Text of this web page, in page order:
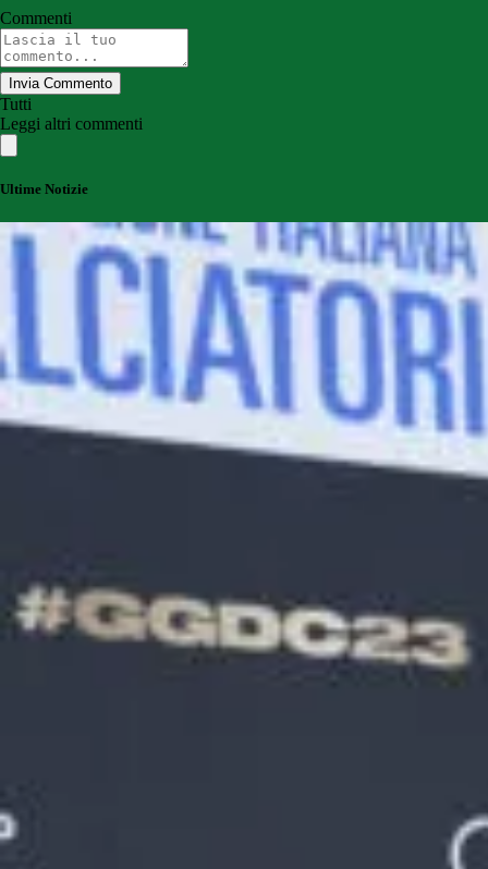
Commenti
Invia Commento
Tutti
Leggi altri commenti
Ultime Notizie